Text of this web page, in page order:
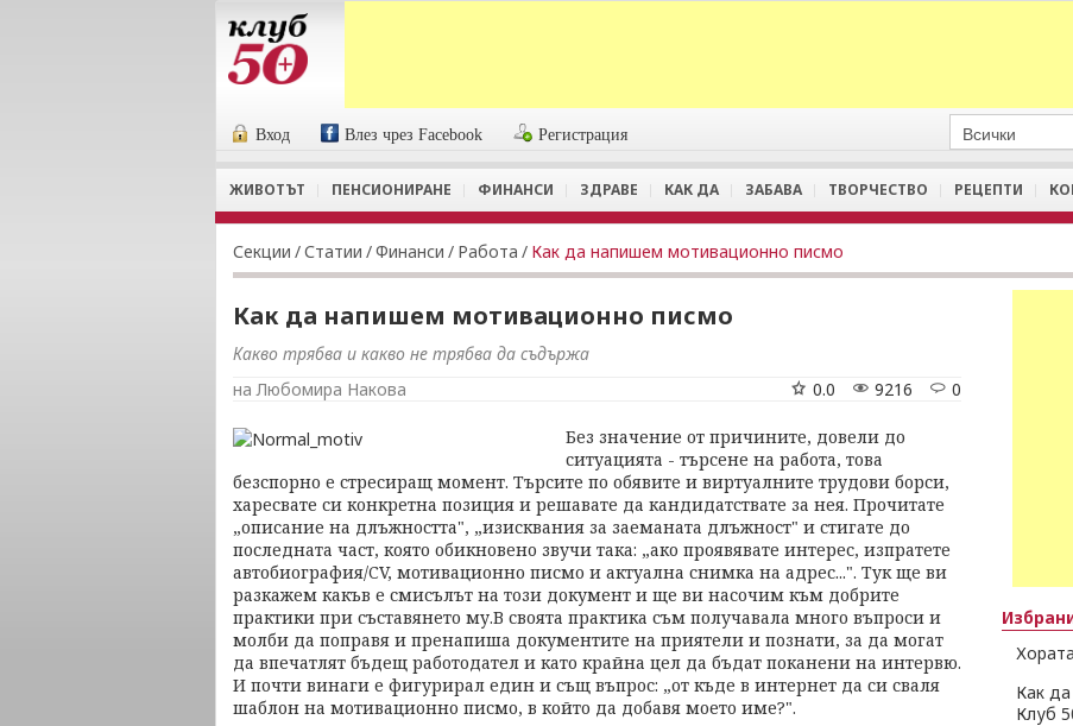
Вход Влез чрез Facebook Регистрация
ЖИВОТЪТ ПЕНСИОНИРАНЕ ФИНАНСИ ЗДРАВЕ КАК ДА ЗАБАВА ТВОРЧЕСТВО РЕЦЕПТИ
Секции /Статии /Финанси / Работа / Как да напишем мотивационно писмо
Как да напишем мотивационно писмо
Какво трябва и какво не трябва да съдържа
на Любомира Накова
0
9216
0.0
Без значение от причините, довели до
ситуацията - търсене на работа, това
безспорно е стресиращ момент. Търсите по обявите и виртуалните трудови борси,
харесвате си конкретна позиция и решавате да кандидатствате за нея. Прочитате
„описание на длъжността", „изисквания за заеманата длъжност" и стигате до
последната част, която обикновено звучи така: „ако проявявате интерес, изпратете
автобиография/CV, мотивационно писмо и актуална снимка на адрес...". Тук ще ви
разкажем какъв е смисълът на този документ и ще ви насочим към добрите
практики при съставянето му.В своята практика съм получавала много въпроси и
молби да поправя и пренапиша документите на приятели и познати, за да могат
да впечатлят бъдещ работодател и като крайна цел да бъдат поканени на интервю.
И почти винаги е фигурирал един и същ въпрос: „от къде в интернет да си сваля
шаблон на мотивационно писмо, в който да добавя моето име?".
Как
Клуб